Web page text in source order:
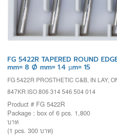
FG 5422R TAPERED ROUND
mm= 8 Ø mm= 1.4 µm= 15
FG 5422R PROSTHETIC C&B, IN LAY,
847KR ISO 806 314 546 504 014
Product # FG 5422R
Package : box of 6 pcs. 1,800
บาท
(1 pcs. 300 บาท)